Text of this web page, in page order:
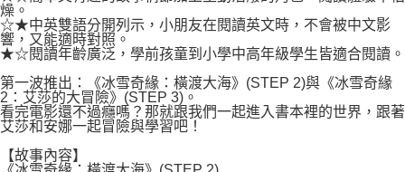
燥。
☆★中英雙語分開列示，小朋友在閱讀英文時，不會被中文影
響，又能適時對照。
★☆閱讀年齡廣泛，學前孩童到小學中高年級學生皆適合閱讀。
第一波推出：《冰雪奇緣：橫渡大海》(STEP 2)與《冰雪奇緣
2：艾莎的大冒險》(STEP 3)。
看完電影還不過癮嗎？那就跟我們一起進入書本裡的世界，跟著
艾莎和安娜一起冒險與學習吧！
【故事內容】